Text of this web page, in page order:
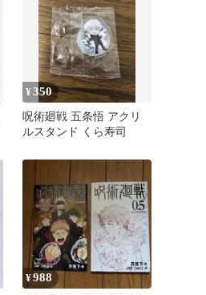
¥350
呪術廻戦 五条悟 アクリ
ルスタンド くら寿司
¥988